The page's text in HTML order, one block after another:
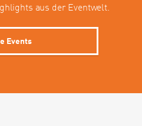
aus der Eventwelt.
Events